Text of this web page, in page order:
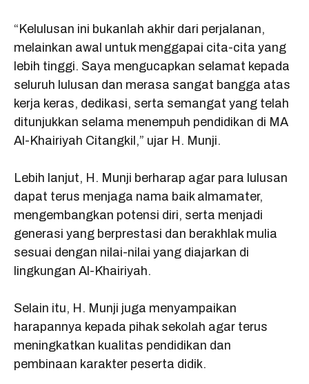
“Kelulusan ini bukanlah akhir dari perjalanan,
melainkan awal untuk menggapai cita-cita yang
lebih tinggi. Saya mengucapkan selamat kepada
seluruh lulusan dan merasa sangat bangga atas
kerja keras, dedikasi, serta semangat yang telah
ditunjukkan selama menempuh pendidikan di MA
Al-Khairiyah Citangkil,” ujar H. Munji.
Lebih lanjut, H. Munji berharap agar para lulusan
dapat terus menjaga nama baik almamater,
mengembangkan potensi diri, serta menjadi
generasi yang berprestasi dan berakhlak mulia
sesuai dengan nilai-nilai yang diajarkan di
lingkungan Al-Khairiyah.
Selain itu, H. Munji juga menyampaikan
harapannya kepada pihak sekolah agar terus
meningkatkan kualitas pendidikan dan
pembinaan karakter peserta didik.